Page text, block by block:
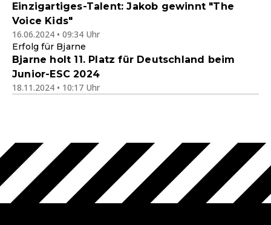
Einzigartiges-Talent: Jakob gewinnt "The
Voice Kids"
16.06.2024 • 09:34 Uhr
Erfolg für Bjarne
Bjarne holt 11. Platz für Deutschland beim
Junior-ESC 2024
18.11.2024 • 10:17 Uhr